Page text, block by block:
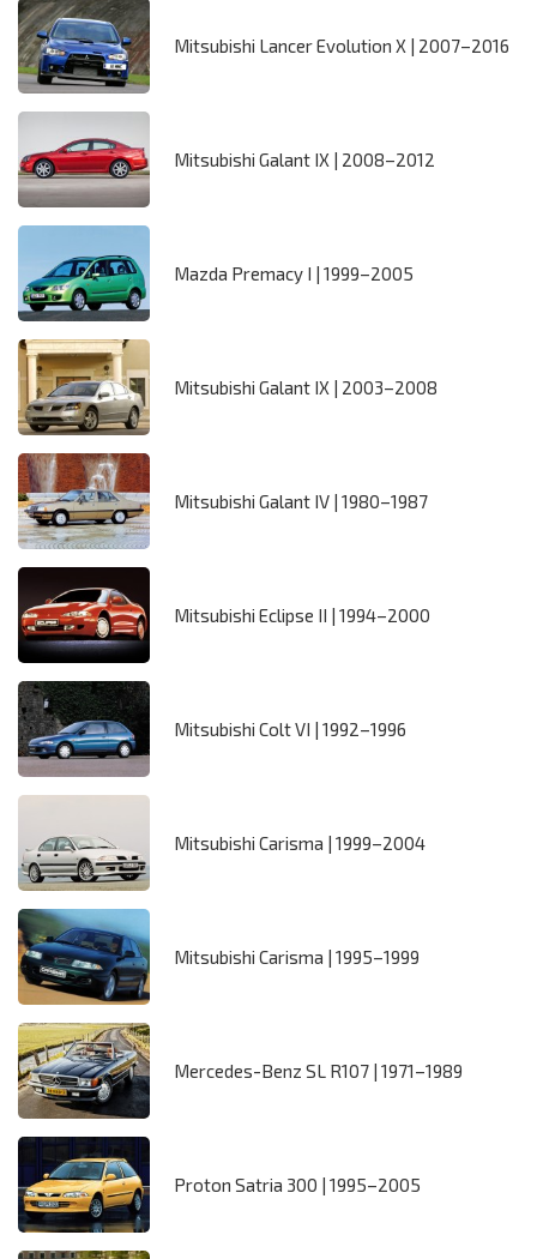
Mitsubishi Lancer Evolution X | 2007–2016
Mitsubishi Galant IX | 2008–2012
Mazda Premacy I | 1999–2005
Mitsubishi Galant IX | 2003–2008
Mitsubishi Galant IV | 1980–1987
Mitsubishi Eclipse II | 1994–2000
Mitsubishi Colt VI | 1992–1996
Mitsubishi Carisma | 1999–2004
Mitsubishi Carisma | 1995–1999
Mercedes-Benz SL R107 | 1971–1989
Proton Satria 300 | 1995–2005